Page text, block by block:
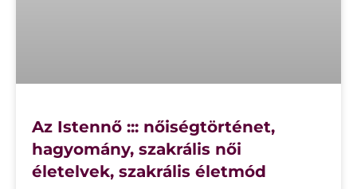
Az Istennő ::: nőiségtörténet,
hagyomány, szakrális női
életelvek, szakrális életmód